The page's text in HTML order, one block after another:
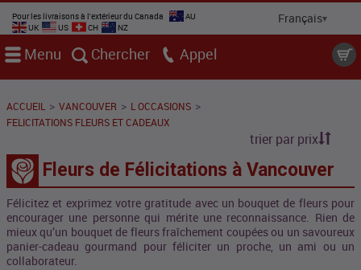
Pour les livraisons à l'extérieur du Canada
AU
UK
US CH NZ
Menu Chercher Appel
ACCUEIL > VANCOUVER > L OCCASIONS >
FELICITATIONS FLEURS ET CADEAUX
trier par prix
Fleurs de Félicitations à Vancouver
Félicitez et exprimez votre gratitude avec un bouquet de fleurs pour
encourager une personne qui mérite une reconnaissance. Rien de
mieux qu’un bouquet de fleurs fraîchement coupées ou un savoureux
panier-cadeau gourmand pour féliciter un proche, un ami ou un
collaborateur.